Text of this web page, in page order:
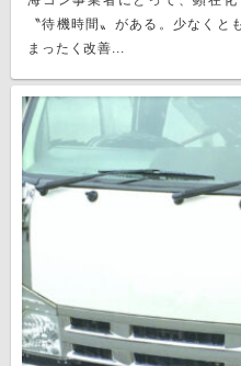
〝待機時間〟がある。少なくと
まったく改善...